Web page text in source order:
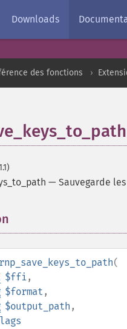
Downloads
des fonctions
— Sauvegarde
rnp_save_keys_to_path(
$ffi,
$format ,
$output_path ,